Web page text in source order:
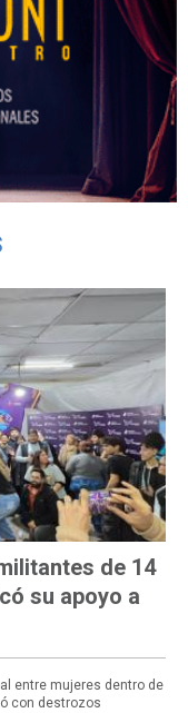
de 14
su apoyo a
entre mujeres dentro de
con destrozos